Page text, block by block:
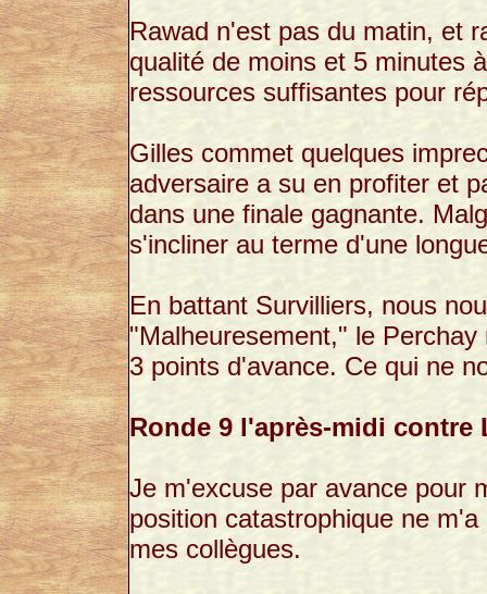
Rawad n'est pas du matin, et
qualité de moins et 5 minutes
ressources suffisantes pour
Gilles commet quelques
adversaire a su en profiter et
dans une finale gagnante.
s'incliner au terme d'une
En battant Survilliers, nous
"Malheuresement," le
3 points d'avance. Ce qui ne
Ronde 9 l'après-midi contre
Je m'excuse par avance pour
position catastrophique ne
mes collègues.